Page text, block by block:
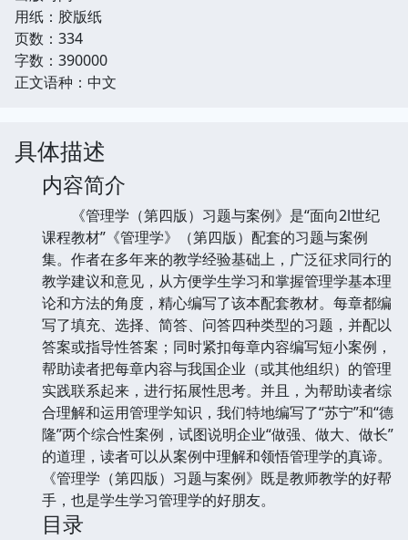
用纸：胶版纸
页数：334
字数：390000
正文语种：中文
具体描述
内容简介
《管理学（第四版）习题与案例》是“面向2l世纪
课程教材”《管理学》（第四版）配套的习题与案例
集。作者在多年来的教学经验基础上，广泛征求同行的
教学建议和意见，从方便学生学习和掌握管理学基本理
论和方法的角度，精心编写了该本配套教材。每章都编
写了填充、选择、简答、问答四种类型的习题，并配以
答案或指导性答案；同时紧扣每章内容编写短小案例，
帮助读者把每章内容与我国企业（或其他组织）的管理
实践联系起来，进行拓展性思考。并且，为帮助读者综
合理解和运用管理学知识，我们特地编写了“苏宁”和“德
隆”两个综合性案例，试图说明企业“做强、做大、做长”
的道理，读者可以从案例中理解和领悟管理学的真谛。
《管理学（第四版）习题与案例》既是教师教学的好帮
手，也是学生学习管理学的好朋友。
目录